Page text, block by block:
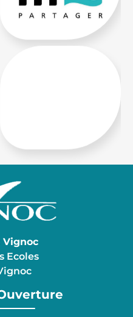
Vignoc
Ecoles